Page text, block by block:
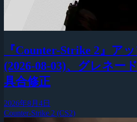
『Counter-Strike 2』ア
(2026-08-03)、グレネー
具合修正
2026年8月4日
Counter-Strike 2 (CS2)